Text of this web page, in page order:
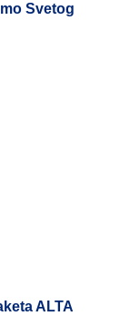
Svetog
ALTA